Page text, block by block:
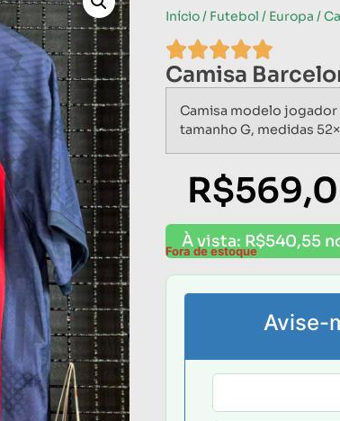
Início/ Futebol / Europa /
Camisa
Camisa modelo jogador
tamanho G, medidas
R$
À vista: R$540,55
Fora de estoque
Avise-